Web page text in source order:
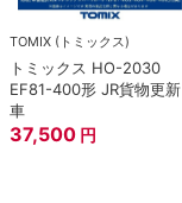
TOMIX (トミックス)
トミックス HO-2030
EF81-400形 JR貨物更新
車
37,500 円